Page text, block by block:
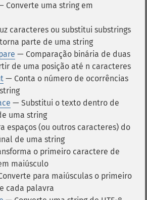
Converte uma string em
caracteres ou substitui substrings
parte de uma string
— Comparação binária de duas
de uma posição até n caracteres
— Conta o número de ocorrências
— Substitui o texto dentro de
uma string
espaços (ou outros caracteres) do
de uma string
o primeiro caractere de
maiúsculo
para maiúsculas o primeiro
cada palavra